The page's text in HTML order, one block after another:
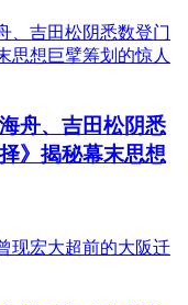
舟、吉田松阴悉
》揭秘幕末思想